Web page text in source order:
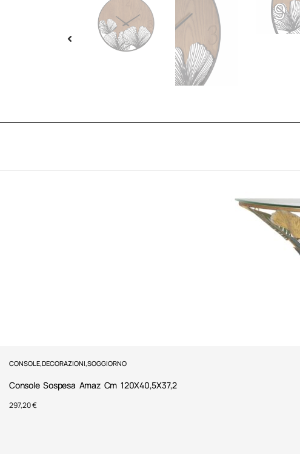
CONSOLE,DECORAZIONI,SOGGIORNO
Console Sospesa Amaz Cm 120X40,5X37,2
297,20€